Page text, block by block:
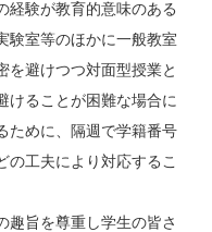
経験が教育的意味のある
験室等のほかに一般教室
を避けつつ対面型授業と
けることが困難な場合に
ために、隔週で学籍番号
の工夫により対応するこ
趣旨を尊重し学生の皆さ